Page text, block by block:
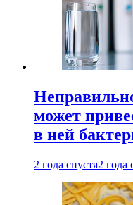
может
в ней
2 года спустя2 года